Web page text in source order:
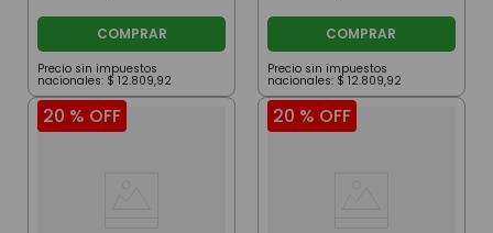
COMPRAR
Precio sin impuestos
nacionales: $ 12.809,92
COMPRAR
Precio sin impuestos
nacionales: $ 12.809,92
20 % OFF 20 % OFF